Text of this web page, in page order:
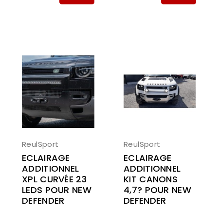
ReulSport
ECLAIRAGE
ADDITIONNEL
XPL CURVÉE 23
LEDS POUR NEW
DEFENDER
ReulSport
ECLAIRAGE
ADDITIONNEL
KIT CANONS
4,7? POUR NEW
DEFENDER